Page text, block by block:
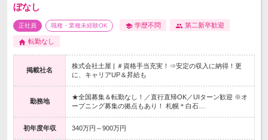
ぼなし
正社員 職種・業種未経験OK 学歴不問 第二新卒歓迎
転勤なし
掲載社名
株式会社土屋 | ＃資格手当充実！⇒安定の収入に納得！更
に、キャリアUP＆昇給も
勤務地
★全国募集＆転勤なし！／直行直帰OK／UIターン歓迎 ※オ
ープニング募集の拠点もあり！ 札幌＊白石…
初年度年収 340万円～900万円